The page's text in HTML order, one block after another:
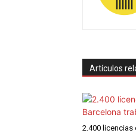
Artículos
2.400 licencias